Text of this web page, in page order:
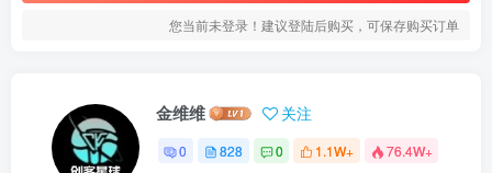
您当前未登录！建议登陆后购买，可保存购买订单
金维维 关注
0 828 0 1.1W+ 76.4W+